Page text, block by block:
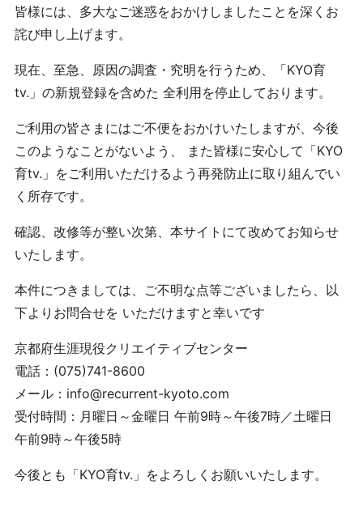
皆様には、多大なご迷惑をおかけしましたことを深くお
詫び申し上げます。
現在、至急、原因の調査・究明を行うため、「KYO育
tv.」の新規登録を含めた 全利用を停止しております。
ご利用の皆さまにはご不便をおかけいたしますが、今後
このようなことがないよう、 また皆様に安心して「KYO
育tv.」をご利用いただけるよう再発防止に取り組んでい
く所存です。
確認、改修等が整い次第、本サイトにて改めてお知らせ
いたします。
本件につきましては、ご不明な点等ございましたら、以
下よりお問合せを いただけますと幸いです
京都府生涯現役クリエイティブセンター
電話：(075)741-8600
メール：info@recurrent-kyoto.com
受付時間：月曜日～金曜日 午前9時～午後7時／土曜日
午前9時～午後5時
今後とも「KYO育tv.」をよろしくお願いいたします。